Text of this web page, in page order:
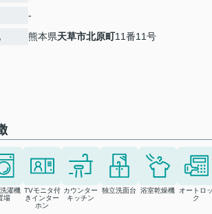
-
熊本県天草市北原町11番11号
濯機
場
TVモニタ付
きインター
ホン
カウンター
キッチン
独立洗面台 浴室乾燥機
オートロッ
ク